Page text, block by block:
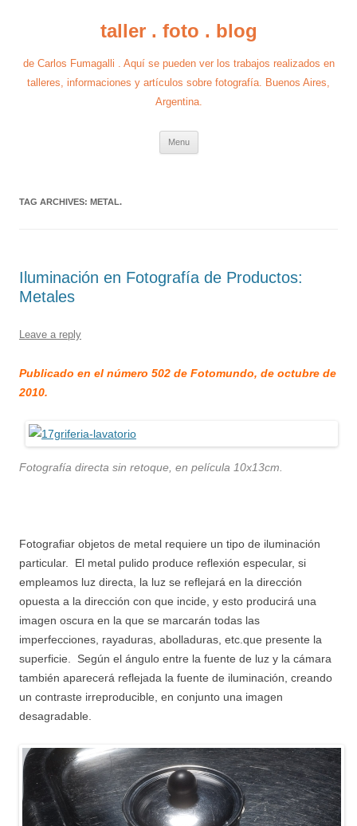
taller . foto . blog
de Carlos Fumagalli . Aquí se pueden ver los trabajos realizados en
talleres, informaciones y artículos sobre fotografía. Buenos Aires,
Argentina.
Menu
TAG ARCHIVES: METAL.
Iluminación en Fotografía de Productos:
Metales
Leave a reply
Publicado en el número 502 de Fotomundo, de octubre de
2010.
Fotografía directa sin retoque, en película 10x13cm.
Fotografiar objetos de metal requiere un tipo de iluminación
particular. El metal pulido produce reflexión especular, si
empleamos luz directa, la luz se reflejará en la dirección
opuesta a la dirección con que incide, y esto producirá una
imagen oscura en la que se marcarán todas las
imperfecciones, rayaduras, abolladuras, etc.que presente la
superficie. Según el ángulo entre la fuente de luz y la cámara
también aparecerá reflejada la fuente de iluminación, creando
un contraste irreproducible, en conjunto una imagen
desagradable.